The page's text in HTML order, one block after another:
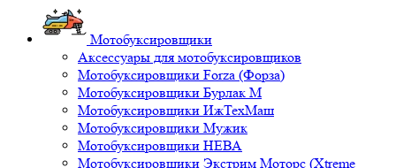
Мотобуксировщики
Аксессуары для мотобуксировщиков
Мотобуксировщики Forza (Форза)
Мотобуксировщики Бурлак М
Мотобуксировщики ИжТехМаш
Мотобуксировщики Мужик
Мотобуксировщики НЕВА
Мотобуксировщики Экстрим Моторс (Xtreme